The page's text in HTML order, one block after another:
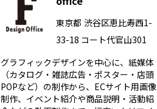
東京都 渋谷区恵比寿西1-
33-18 コート代官山301
グラフィックデザインを中心に、紙媒体
（カタログ・雑誌広告・ポスター・店頭
POPなど）の制作から、ECサイト用画像
制作、イベント紹介や商品説明・活動紹